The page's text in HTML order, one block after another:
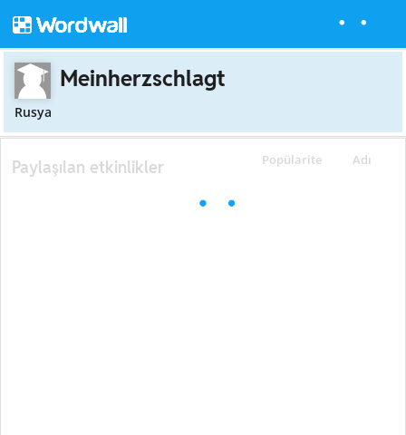
Meinherzschlagt
Rusya
Popülarite Adı
Paylaşılan etkinlikler